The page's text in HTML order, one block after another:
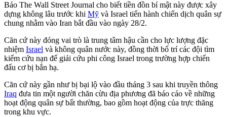
Báo The Wall Street Journal cho biết tiền đồn bí mật này được xây
dựng không lâu trước khi Mỹ và Israel tiến hành chiến dịch quân sự
chung nhằm vào Iran bắt đầu vào ngày 28/2.
Căn cứ này đóng vai trò là trung tâm hậu cần cho lực lượng đặc
nhiệm Israel và không quân nước này, đồng thời bố trí các đội tìm
kiếm cứu nạn để giải cứu phi công Israel trong trường hợp chiến
đấu cơ bị bắn hạ.
Căn cứ này gần như bị bại lộ vào đầu tháng 3 sau khi truyền thông
Iraq đưa tin một người chăn cừu địa phương đã báo cáo về những
hoạt động quân sự bất thường, bao gồm hoạt động của trực thăng
trong khu vực.